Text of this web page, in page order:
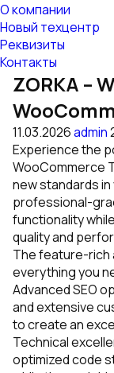
О компании
Новый техцентр
Реквизиты
Контакты
ZORKA –
11.03.2026admin
Experience the
WooCommerce
new standards
professional-
functionality
quality and
The feature-rich
everything you
Advanced SEO
and extensive
to create an
Technical
optimized code